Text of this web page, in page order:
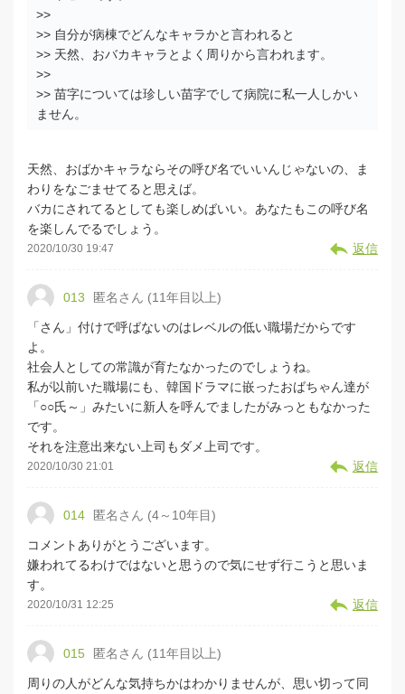
>>
>> 自分が病棟でどんなキャラかと言われると
>> 天然、おバカキャラとよく周りから言われます。
>>
>> 苗字については珍しい苗字でして病院に私一人しかい
ません。
天然、おばかキャラならその呼び名でいいんじゃないの、ま
わりをなごませてると思えば。
バカにされてるとしても楽しめばいい。あなたもこの呼び名
を楽しんでるでしょう。
2020/10/30 19:47 返信
013 匿名さん (11年目以上)
「さん」付けで呼ばないのはレベルの低い職場だからです
よ。
社会人としての常識が育たなかったのでしょうね。
私が以前いた職場にも、韓国ドラマに嵌ったおばちゃん達が
「○○氏～」みたいに新人を呼んでましたがみっともなかった
です。
それを注意出来ない上司もダメ上司です。
2020/10/30 21:01 返信
014 匿名さん (4～10年目)
コメントありがとうございます。
嫌われてるわけではないと思うので気にせず行こうと思いま
す。
2020/10/31 12:25 返信
015 匿名さん (11年目以上)
周りの人がどんな気持ちかはわかりませんが、思い切って同